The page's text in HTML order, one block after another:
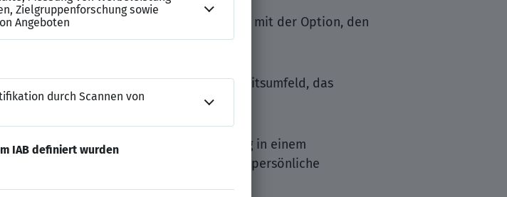
Unternehmen und entwickle dich – mit der Option, den
und profitiere von einem flexiblen Arbeitsumfeld, das
oder eine Spezialisierung in einem
Mandaten fördern deine fachliche und persönliche